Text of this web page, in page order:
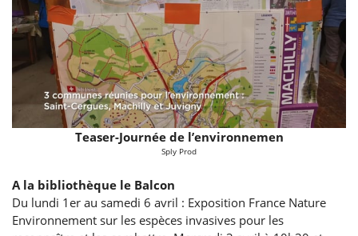
Teaser-Journée de l’environnemen
Sply Prod
A la bibliothèque le Balcon
Du lundi 1er au samedi 6 avril : Exposition France Nature
Environnement sur les espèces invasives pour les